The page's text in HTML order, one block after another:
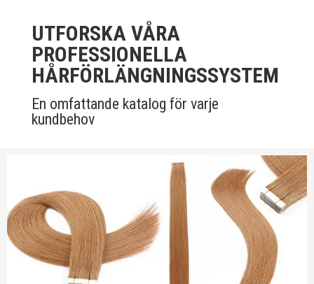
UTFORSKA VÅRA
PROFESSIONELLA
HÅRFÖRLÄNGNINGSSYSTEM
En omfattande katalog för varje
kundbehov